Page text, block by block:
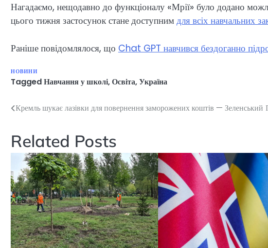
Нагадаємо, нещодавно до функціоналу «Мрії» було додано
цього тижня застосунок стане доступнимдля всіх навчальних
Раніше повідомлялося, що Chat GPT навчився бездоганно
НОВИНИ
TaggedНавчання у школі,Освіта,Україна
Навігація
Кремль шукає лазівки для повернення заморожених коштів — Зеленський
Related Posts